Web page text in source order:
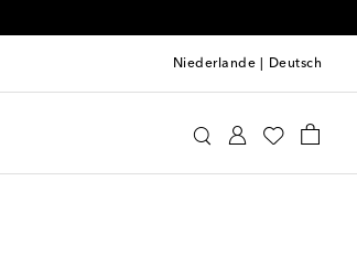
Niederlande Deutsch